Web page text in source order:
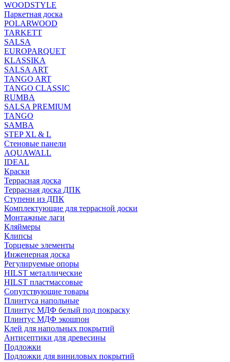
WOODSTYLE
Паркетная доска
POLARWOOD
TARKETT
SALSA
EUROPARQUET
KLASSIKA
SALSA ART
TANGO ART
TANGO CLASSIC
RUMBA
SALSA PREMIUM
TANGO
SAMBA
STEP XL & L
Стеновые панели
AQUAWALL
IDEAL
Краски
Террасная доска
Террасная доска ДПК
Ступени из ДПК
Комплектующие для террасной доски
Монтажные лаги
Кляймеры
Клипсы
Торцевые элементы
Инженерная доска
Регулируемые опоры
HILST металлические
HILST пластмассовые
Сопутствующие товары
Плинтуса напольные
Плинтус МДФ белый под покраску
Плинтус МДФ экошпон
Клей для напольных покрытий
Антисептики для древесины
Подложки
Подложки для виниловых покрытий